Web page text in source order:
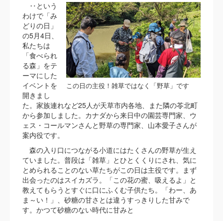
この日の主役！雑草ではなく「野草」です
‥という
わけで「み
どりの日」
の5月4日、
私たちは
「食べられ
る森」をテ
ーマにした
イベントを
開きまし
た。家族連れなど25人が天草市内各地、また隣の苓北町
から参加しました。カナダから来日中の園芸専門家、ウ
ェス・コールマンさんと野草の専門家、山本愛子さんが
案内役です。
森の入り口につながる小道にはたくさんの野草が生え
ていました。普段は「雑草」とひとくくりにされ、気に
とめられることのない草たちがこの日は主役です。まず
出会ったのはスイカズラ。「この花の蜜、吸えるよ」と
教えてもらうとすぐに口にふくむ子供たち。「わー、あ
ま～い！」、砂糖の甘さとは違うすっきりした甘みで
す。かつて砂糖のない時代に甘みと